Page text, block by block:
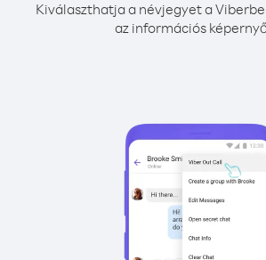
Kiválaszthatja a névjegyet a
az információs